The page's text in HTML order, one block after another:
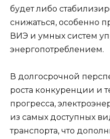
будет либо
снижаться, особенно
ВИЭ и умных систем
энергопотреблением.
В долгосрочной
роста конкуренции и
прогресса,
из самых доступных
транспорта, что